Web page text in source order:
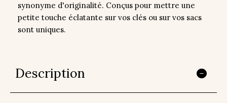
synonyme d'originalité. Conçus pour mettre une
petite touche éclatante sur vos clés ou sur vos sacs
sont uniques.
Description